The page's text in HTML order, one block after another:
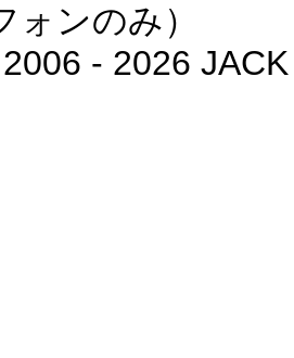
ォンのみ）
- 2026